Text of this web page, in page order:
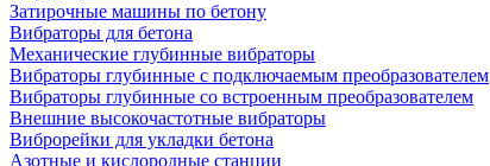
Затирочные машины по бетону
Вибраторы для бетона
Механические глубинные вибраторы
Вибраторы глубинные с подключаемым преобразователем
Вибраторы глубинные со встроенным преобразователем
Внешние высокочастотные вибраторы
Виброрейки для укладки бетона
Азотные и кислородные станции